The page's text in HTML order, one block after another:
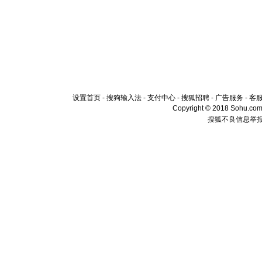
设置首页 - 搜狗输入法 - 支付中心 - 搜狐招聘 - 广告服务 - 客
Copyright © 2018
搜狐不良信息举